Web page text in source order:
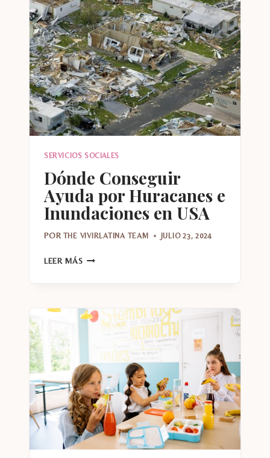
ESTADOS
UNIDOS
?
SERVICIOS SOCIALES
Dónde Conseguir
Ayuda por Huracanes e
Inundaciones en USA
POR THE VIVIRLATINA TEAM JULIO 23, 2024
LEER MÁS DÓNDE
HURACANES
E
INUNDACIONES